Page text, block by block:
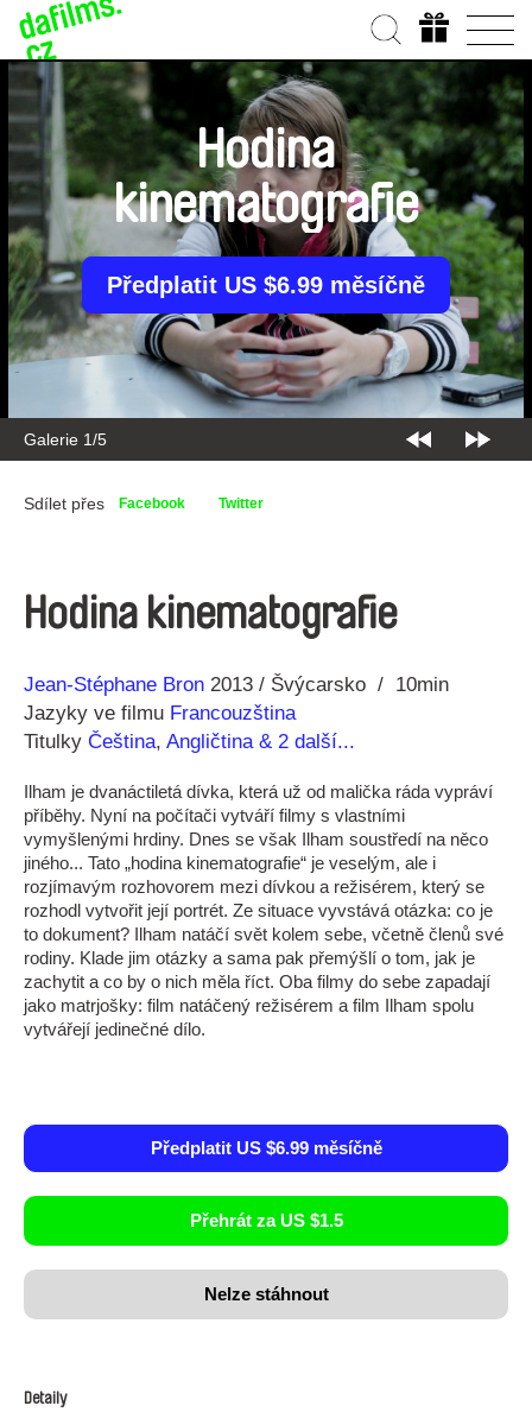
Galerie 1/5
Hodina
kinematografie
Předplatit US $6.99 měsíčně
Sdílet přes Facebook Twitter
Hodina kinematografie
Režie
Jean-Stéphane Bron
Rok 2013 Švýcarsko
10min
Jazyky ve filmu Francouzština
Titulky Čeština, Angličtina & 2 další...
Ilham je dvanáctiletá dívka, která už od malička ráda vypráví
příběhy. Nyní na počítači vytváří filmy s vlastními
vymyšlenými hrdiny. Dnes se však Ilham soustředí na něco
jiného... Tato „hodina kinematografie“ je veselým, ale i
rozjímavým rozhovorem mezi dívkou a režisérem, který se
rozhodl vytvořit její portrét. Ze situace vyvstává otázka: co je
to dokument? Ilham natáčí svět kolem sebe, včetně členů své
rodiny. Klade jim otázky a sama pak přemýšlí o tom, jak je
zachytit a co by o nich měla říct. Oba filmy do sebe zapadají
jako matrjošky: film natáčený režisérem a film Ilham spolu
vytvářejí jedinečné dílo.
Předplatit US $6.99 měsíčně
Přehrát za US $1.5
Nelze stáhnout
Detaily